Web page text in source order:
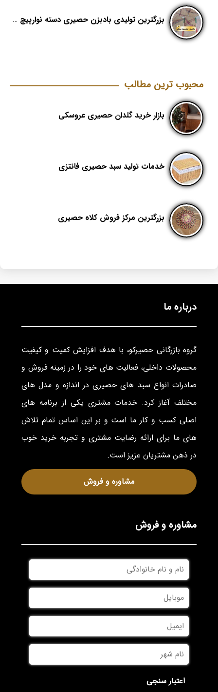
بزرگترین تولیدی بادبزن حصیری دسته نوارپیچ در ایران با اسم برند هدیکا
محبوب ترین مطالب
بازار خرید گلدان حصیری عروسکی
خدمات تولید سبد حصیری فانتزی
بزرگترین مرکز فروش کلاه حصیری
درباره ما
گروه بازرگانی حصیرکو، با هدف افزایش کمیت و کیفیت
محصولات داخلی، فعالیت های خود را در زمینه فروش و
صادرات انواع سبد های حصیری در اندازه و مدل های
مختلف آغاز کرد. خدمات مشتری یکی از برنامه های
اصلی کسب و کار ما است و بر این اساس تمام تلاش
های ما برای ارائه رضایت مشتری و تجربه خرید خوب
در ذهن مشتریان عزیز است.
مشاوره و فروش
مشاوره و فروش
نام
و
نام
خانوادگی
موبایل
ایمیل
نام
شهر *
اعتبار سنجی